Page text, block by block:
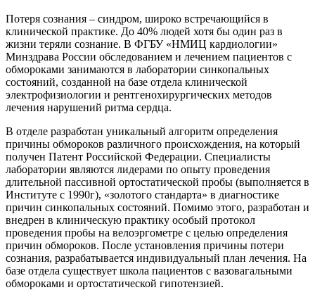
Потеря сознания – синдром, широко встречающийся в
клинической практике. До 40% людей хотя бы один раз в
жизни теряли сознание. В ФГБУ «НМИЦ кардиологии»
Минздрава России обследованием и лечением пациентов с
обмороками занимаются в лаборатории синкопальных
состояний, созданной на базе отдела клинической
электрофизиологии и рентгенохирургических методов
лечения нарушений ритма сердца.
В отделе разработан уникальный алгоритм определения
причины обмороков различного происхождения, на который
получен Патент Российской Федерации. Специалисты
лаборатории являются лидерами по опыту проведения
длительной пассивной ортостатической пробы (выполняется в
Институте с 1990г), «золотого стандарта» в диагностике
причин синкопальных состояний. Помимо этого, разработан и
внедрен в клиническую практику особый протокол
проведения пробы на велоэргометре с целью определения
причин обмороков. После установления причины потери
сознания, разрабатывается индивидуальный план лечения. На
базе отдела существует школа пациентов с вазовагальными
обмороками и ортостатической гипотензией.